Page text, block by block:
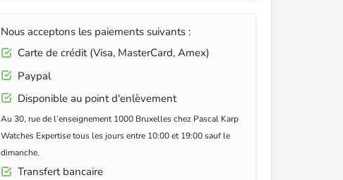
Nous acceptons les paiements suivants :
Carte de crédit (Visa, MasterCard, Amex)
Paypal
Disponible au point d'enlèvement
Au 30, rue de l’enseignement 1000 Bruxelles chez Pascal Karp
Watches Expertise tous les jours entre 10:00 et 19:00 sauf le
dimanche.
Transfert bancaire